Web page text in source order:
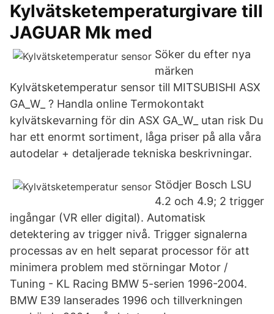
Kylvätsketemperaturgivare till
JAGUAR Mk med
Söker du efter nya
märken
Kylvätsketemperatur sensor till MITSUBISHI ASX
GA_W_ ? Handla online Termokontakt
kylvätskevarning för din ASX GA_W_ utan risk Du
har ett enormt sortiment, låga priser på alla våra
autodelar + detaljerade tekniska beskrivningar.
Stödjer Bosch LSU
4.2 och 4.9; 2 trigger
ingångar (VR eller digital). Automatisk
detektering av trigger nivå. Trigger signalerna
processas av en helt separat processor för att
minimera problem med störningar Motor /
Tuning - KL Racing BMW 5-serien 1996-2004.
BMW E39 lanserades 1996 och tillverkningen